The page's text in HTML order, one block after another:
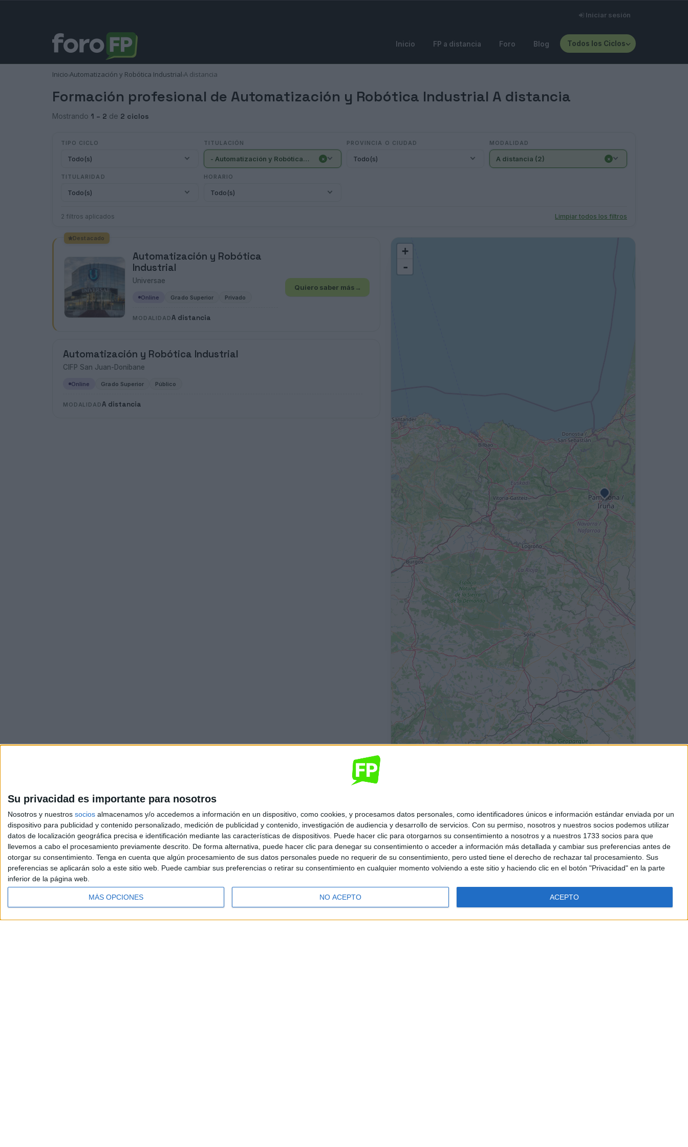
Su privacidad es importante para nosotros
Nosotros y nuestros socios almacenamos y/o accedemos a información en un dispositivo, como cookies, y procesamos datos personales, como identificadores únicos e información estándar enviada por un
dispositivo para publicidad y contenido personalizado, medición de publicidad y contenido, investigación de audiencia y desarrollo de servicios. Con su permiso, nosotros y nuestros socios podemos utilizar
datos de localización geográfica precisa e identificación mediante las características de dispositivos. Puede hacer clic para otorgarnos su consentimiento a nosotros y a nuestros 1733 socios para que
llevemos a cabo el procesamiento previamente descrito. De forma alternativa, puede hacer clic para denegar su consentimiento o acceder a información más detallada y cambiar sus preferencias antes de
otorgar su consentimiento. Tenga en cuenta que algún procesamiento de sus datos personales puede no requerir de su consentimiento, pero usted tiene el derecho de rechazar tal procesamiento. Sus
preferencias se aplicarán solo a este sitio web. Puede cambiar sus preferencias o retirar su consentimiento en cualquier momento volviendo a este sitio y haciendo clic en el botón "Privacidad" en la parte
inferior de la página web.
MÁS OPCIONES NO ACEPTO ACEPTO
Iniciar sesión
Inicio FP a distancia Foro Blog Todos los Ciclos
Inicio›Automatización y Robótica Industrial›A distancia
Formación profesional de Automatización y Robótica Industrial A distancia
Mostrando 1 – 2 de 2 ciclos
TIPO CICLO
Todo(s)
TITULACIÓN
- Automatización y Robótica Industrial (2) ×
PROVINCIA O CIUDAD
Todo(s)
MODALIDAD
A distancia (2) ×
TITULARIDAD
Todo(s)
HORARIO
Todo(s)
2 filtros aplicados Limpiar todos los filtros
Destacado
Automatización y Robótica
Industrial
Universae
Online Grado Superior Privado
MODALIDADA distancia
Quiero saber más →
Automatización y Robótica Industrial
CIFP San Juan-Donibane
Online Grado Superior Público
MODALIDADA distancia
+
-